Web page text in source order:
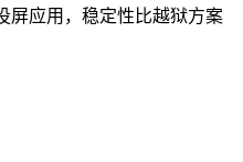
屏应用，稳定性比越狱方案